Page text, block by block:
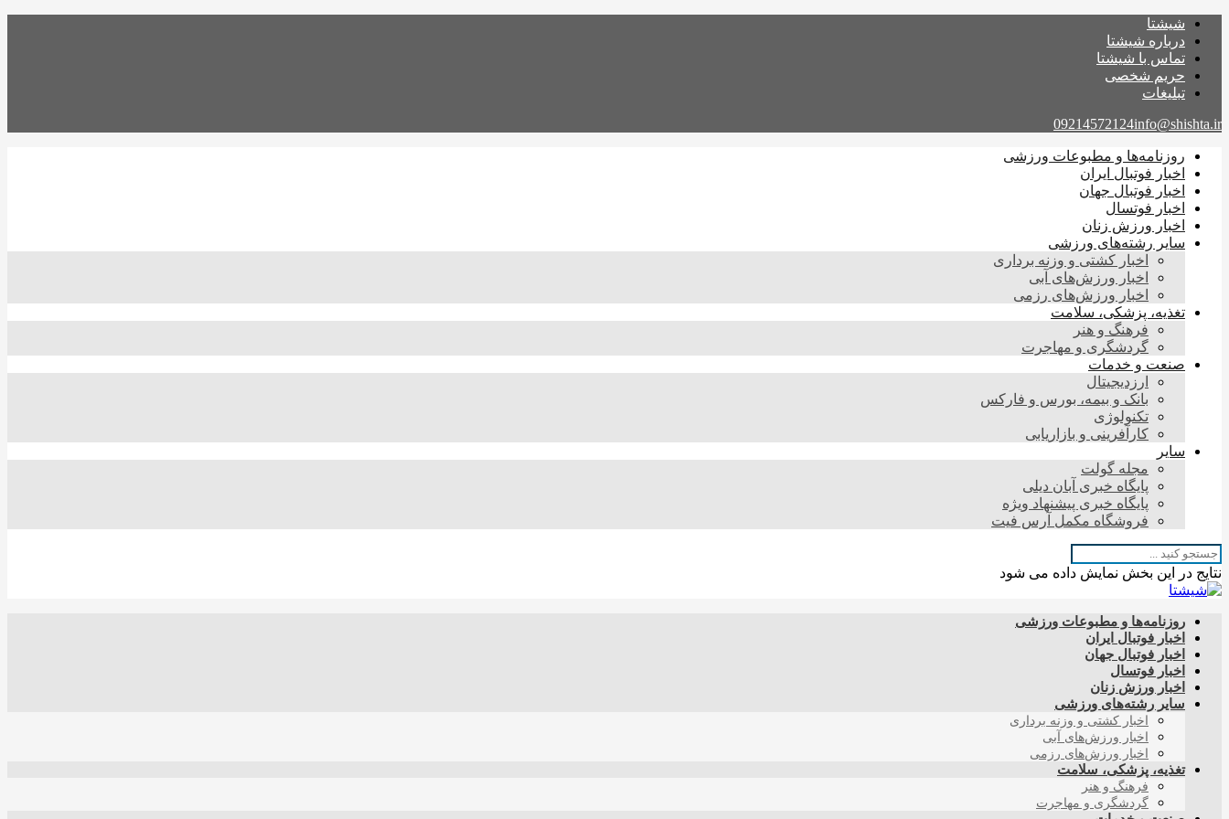
شیشتا
درباره شیشتا
تماس با شیشتا
حریم شخصی
تبلیغات
09214572124info@shishta.ir
روزنامه‌ها و مطبوعات ورزشی
اخبار فوتبال ایران
اخبار فوتبال جهان
اخبار فوتسال
اخبار ورزش زنان
سایر رشته‌های ورزشی
اخبار کشتی و وزنه برداری
اخبار ورزش‌های آبی
اخبار ورزش‌های رزمی
تغذیه، پزشکی، سلامت
فرهنگ و هنر
گردشگری و مهاجرت
صنعت و خدمات
ارزدیجیتال
بانک و بیمه، بورس و فارکس
تکنولوژی
کارآفرینی و بازاریابی
سایر
مجله گولت
پایگاه خبری آبان دیلی
پایگاه خبری پیشنهاد ویژه
فروشگاه مکمل آرس فیت
نتایج در این بخش نمایش داده می شود
روزنامه‌ها و مطبوعات ورزشی
اخبار فوتبال ایران
اخبار فوتبال جهان
اخبار فوتسال
اخبار ورزش زنان
سایر رشته‌های ورزشی
اخبار کشتی و وزنه برداری
اخبار ورزش‌های آبی
اخبار ورزش‌های رزمی
تغذیه، پزشکی، سلامت
فرهنگ و هنر
گردشگری و مهاجرت